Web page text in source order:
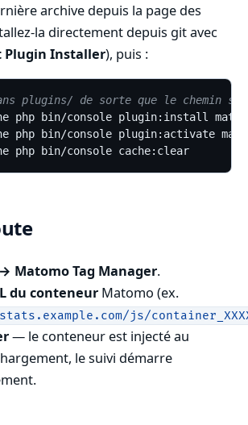
archive depuis la page des
la directement depuis git avec
Plugin Installer), puis :
plugins/ de sorte que le chemin
sudo -u apache php bin/console cache:clear
Matomo Tag Manager.
du conteneur Matomo (ex.
js/
— le conteneur est injecté au
le suivi démarre